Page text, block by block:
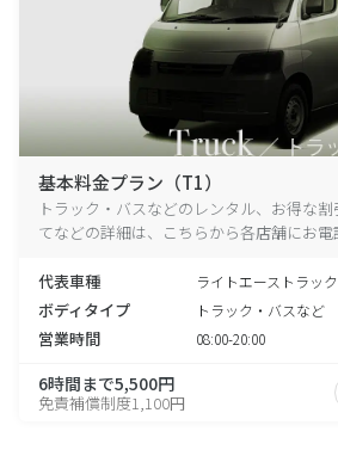
基本料金プラン（T1）
トラック・バスなどのレンタル、お得な
てなどの詳細は、こちらから各店舗にお電
代表車種 ライトエーストラッ
ボディタイプ トラック・バスなど
営業時間 08:00-20:00
6時間まで5,500円
免責補償制度1,100円